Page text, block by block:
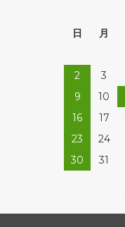
日
月
2
3
9
10
16
17
23
24
30
31